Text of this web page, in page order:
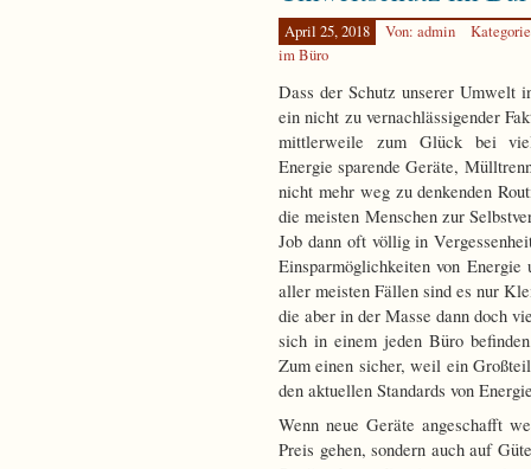
April 25, 2018 Von: admin
im Büro
Dass der Schutz unserer Umwelt
ein nicht zu vernachlässigender
mittlerweile zum Glück bei
Energie sparende Geräte,
nicht mehr weg zu denkenden
die meisten Menschen zur
Job dann oft völlig in
Einsparmöglichkeiten von
aller meisten Fällen sind es nur
die aber in der Masse dann doch
sich in einem jeden Büro
Zum einen sicher, weil ein
den aktuellen Standards von
Wenn neue Geräte angeschafft
Preis gehen, sondern auch auf